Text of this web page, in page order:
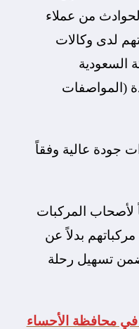
من عملاء
لدى وكالات
السعودية
(المواصفات
جودة عالية وفقاً
لأصحاب المركبات
بدلاً عن
تسهيل رحلة
في محافظة الأحساء